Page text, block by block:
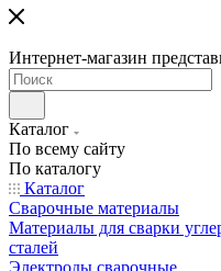
Интернет-магазин
Каталог
По всему сайту
По каталогу
Каталог
Сварочные материалы
Материалы для сварки
сталей
Электроды сварочные